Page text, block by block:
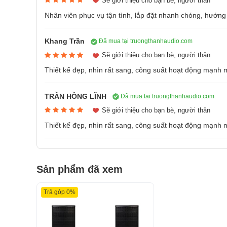
tổng thể hài
Chất Âm
thiểu hiện
nên âm thanh
việc tiêu tốn
sau 5 phút
Phạm Vi
nhanh và chính xác. Nhờ đó, tiếng hát và nhạc
Vang số
7.480.000₫
Nhân viên phục vụ tận tình, lắp đặt nhanh chóng,
Khang Trần Đã mua tại truongthanhaudio.com
Sẽ giới thiệu cho bạn bè, người thân
Thiết kế đẹp, nhìn rất sang, công suất hoạt động mạnh
TRẦN HỒNG LĨNH Đã mua tại truongthanhaudio.com
Sẽ giới thiệu cho bạn bè, người thân
Thiết kế đẹp, nhìn rất sang, công suất hoạt động mạnh
Sản phẩm đã xem
Trả góp 0%